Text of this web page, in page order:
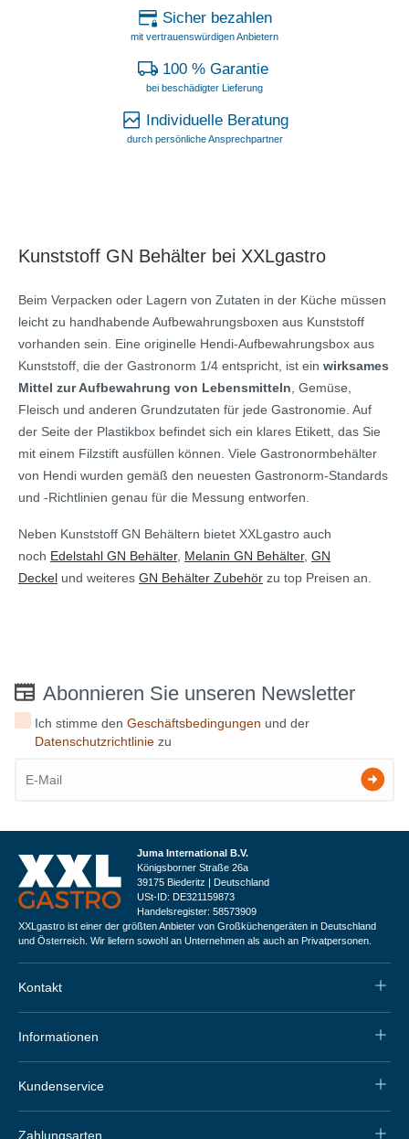
Sicher bezahlen
mit vertrauenswürdigen Anbietern
100 % Garantie
bei beschädigter Lieferung
Individuelle Beratung
durch persönliche Ansprechpartner
Kunststoff GN Behälter bei XXLgastro
Beim Verpacken oder Lagern von Zutaten in der Küche müssen
leicht zu handhabende Aufbewahrungsboxen aus Kunststoff
vorhanden sein. Eine originelle Hendi-Aufbewahrungsbox aus
Kunststoff, die der Gastronorm 1/4 entspricht, ist ein wirksames
Mittel zur Aufbewahrung von Lebensmitteln , Gemüse,
Fleisch und anderen Grundzutaten für jede Gastronomie. Auf
der Seite der Plastikbox befindet sich ein klares Etikett, das Sie
mit einem Filzstift ausfüllen können. Viele Gastronormbehälter
von Hendi wurden gemäß den neuesten Gastronorm-Standards
und -Richtlinien genau für die Messung entworfen.
Neben Kunststoff GN Behältern bietet XXLgastro auch
noch Edelstahl GN Behälter, Melanin GN Behälter, GN
Deckel und weiteres GN Behälter Zubehör zu top Preisen an.
Abonnieren Sie unseren Newsletter
Ich stimme denGeschäftsbedingungen und der
Datenschutzrichtlinie zu
Juma International B.V.
Königsborner Straße 26a
39175 Biederitz | Deutschland
USt-ID: DE321159873
Handelsregister: 58573909
XXLgastro ist einer der größten Anbieter von Großküchengeräten in Deutschland
und Österreich. Wir liefern sowohl an Unternehmen als auch an Privatpersonen.
Kontakt
Informationen
Kundenservice
Zahlungsarten